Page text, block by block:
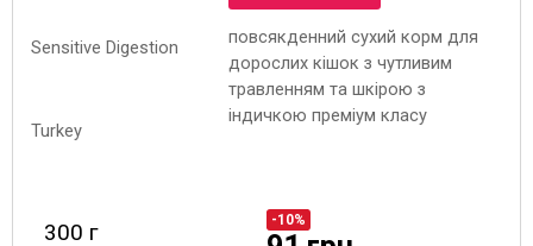
повсякденний сухий корм для
дорослих кішок з чутливим
травленням та шкірою з
індичкою преміум класу
300 г -10%